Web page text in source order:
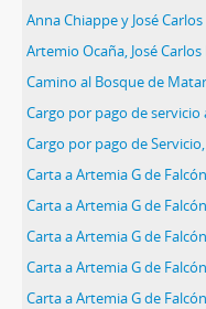
Anna Chiappe y José
Artemio Ocaña, José
Camino al Bosque de
Cargo por pago de servicio
Cargo por pago de
Carta a Artemia G de
Carta a Artemia G de
Carta a Artemia G de
Carta a Artemia G de
Carta a Artemia G de